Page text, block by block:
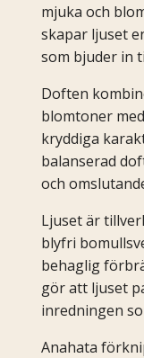
mjuka och
skapar ljuset
som bjuder in
Doften
blomtoner
kryddiga
balanserad
och
Ljuset är
blyfri
behaglig
gör att ljuset
inredningen
Anahata